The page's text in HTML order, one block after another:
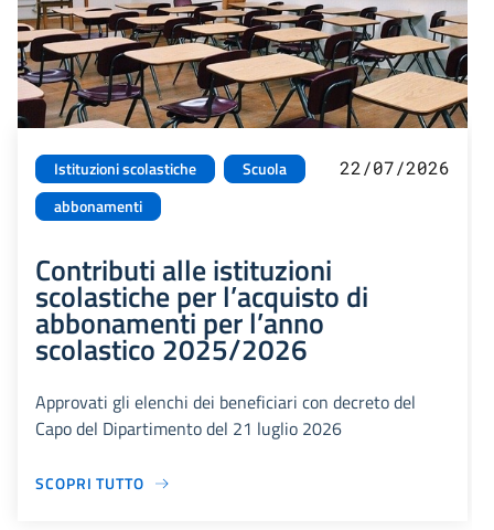
Istituzioni scolastiche
Scuola
abbonamenti
22/07/2026
Contributi alle istituzioni
scolastiche per l’acquisto di
abbonamenti per l’anno
scolastico 2025/2026
Approvati gli elenchi dei beneficiari con decreto del
Capo del Dipartimento del 21 luglio 2026
SCOPRI TUTTO